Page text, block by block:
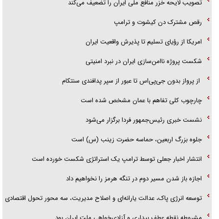
تصویب لایحه خزر منافع ملی ایران را تضعیف می‌کند
رقص مشترک دن کیشوت و ترامپ
امریکا از رؤیای تسلیم تا پذیرش واقعیت ایران
شکست پروژه ناامن‌سازی ایران در نبرد امنیتی
از پرواز بدون جی‌پی‌اس تا عبور از سپر پدافندی سنتکام
چارچوب کلی تفاهم با عمان مشخص شده است
نشست خبری رئیس‌جمهور فردا برگزار می‌شود
جلوه بزرگ اربعین، حماسه حضرت زینب (س) است
انتشار اخبار جعلی توسط ترامپ یک استراتژی شکست خورده است
اجازه باز شدن مسیر دوم در تنگه هرمز را نخواهیم داد
توسعه انرژی پاک، عدالت یارانه‌ای و اصلاح مدیریت، سه محور تحول اقتصادی